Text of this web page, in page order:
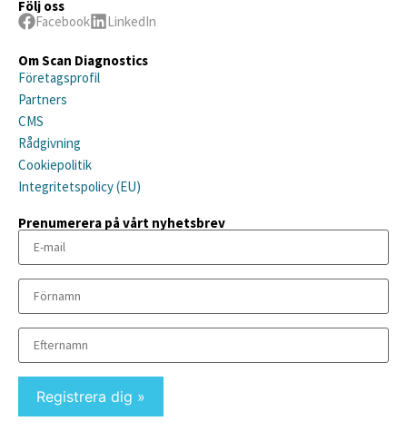
Följ oss
Facebook
LinkedIn
Om Scan Diagnostics
Företagsprofil
Partners
CMS
Rådgivning
Cookiepolitik
Integritetspolicy (EU)
Prenumerera på vårt nyhetsbrev